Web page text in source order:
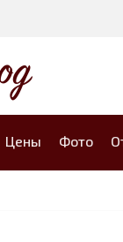
Цены Фото